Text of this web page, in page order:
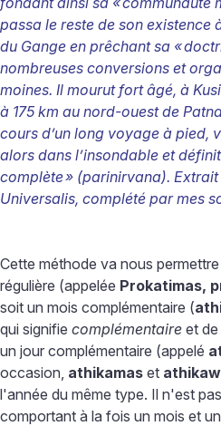
passa le reste de son existence
du Gange en prêchant sa «
nombreuses conversions et
moines. Il mourut fort âgé, à
à 175 km au nord-ouest de
cours d’un long voyage à pied,
alors dans l’insondable et
complète» (parinirvana).
Universalis, complété par mes
Cette méthode va nous
régulière (appelée Prokatimas,
soit un mois complémentaire (
qui signifie complémentaire et de
un jour complémentaire (appelé
occasion, athikamas et
l'année du même type. Il n'est
comportant à la fois un mois et